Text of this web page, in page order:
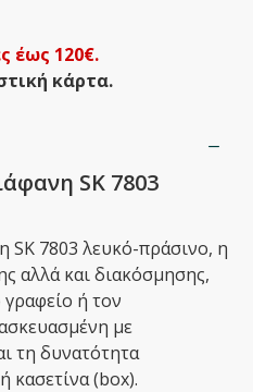
έως 120€.
κάρτα.
SK 7803
SK 7803 λευκό-πράσινο, η
αλλά και διακόσμησης,
γραφείο ή τον
με
τη δυνατότητα
κασετίνα (box).